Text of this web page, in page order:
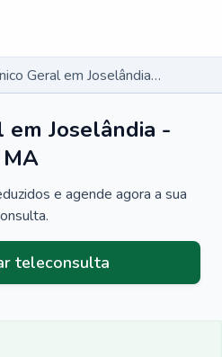
Clínico Geral em Joselândia - MA
em Joselândia -
MA
e agende agora a sua
teleconsulta